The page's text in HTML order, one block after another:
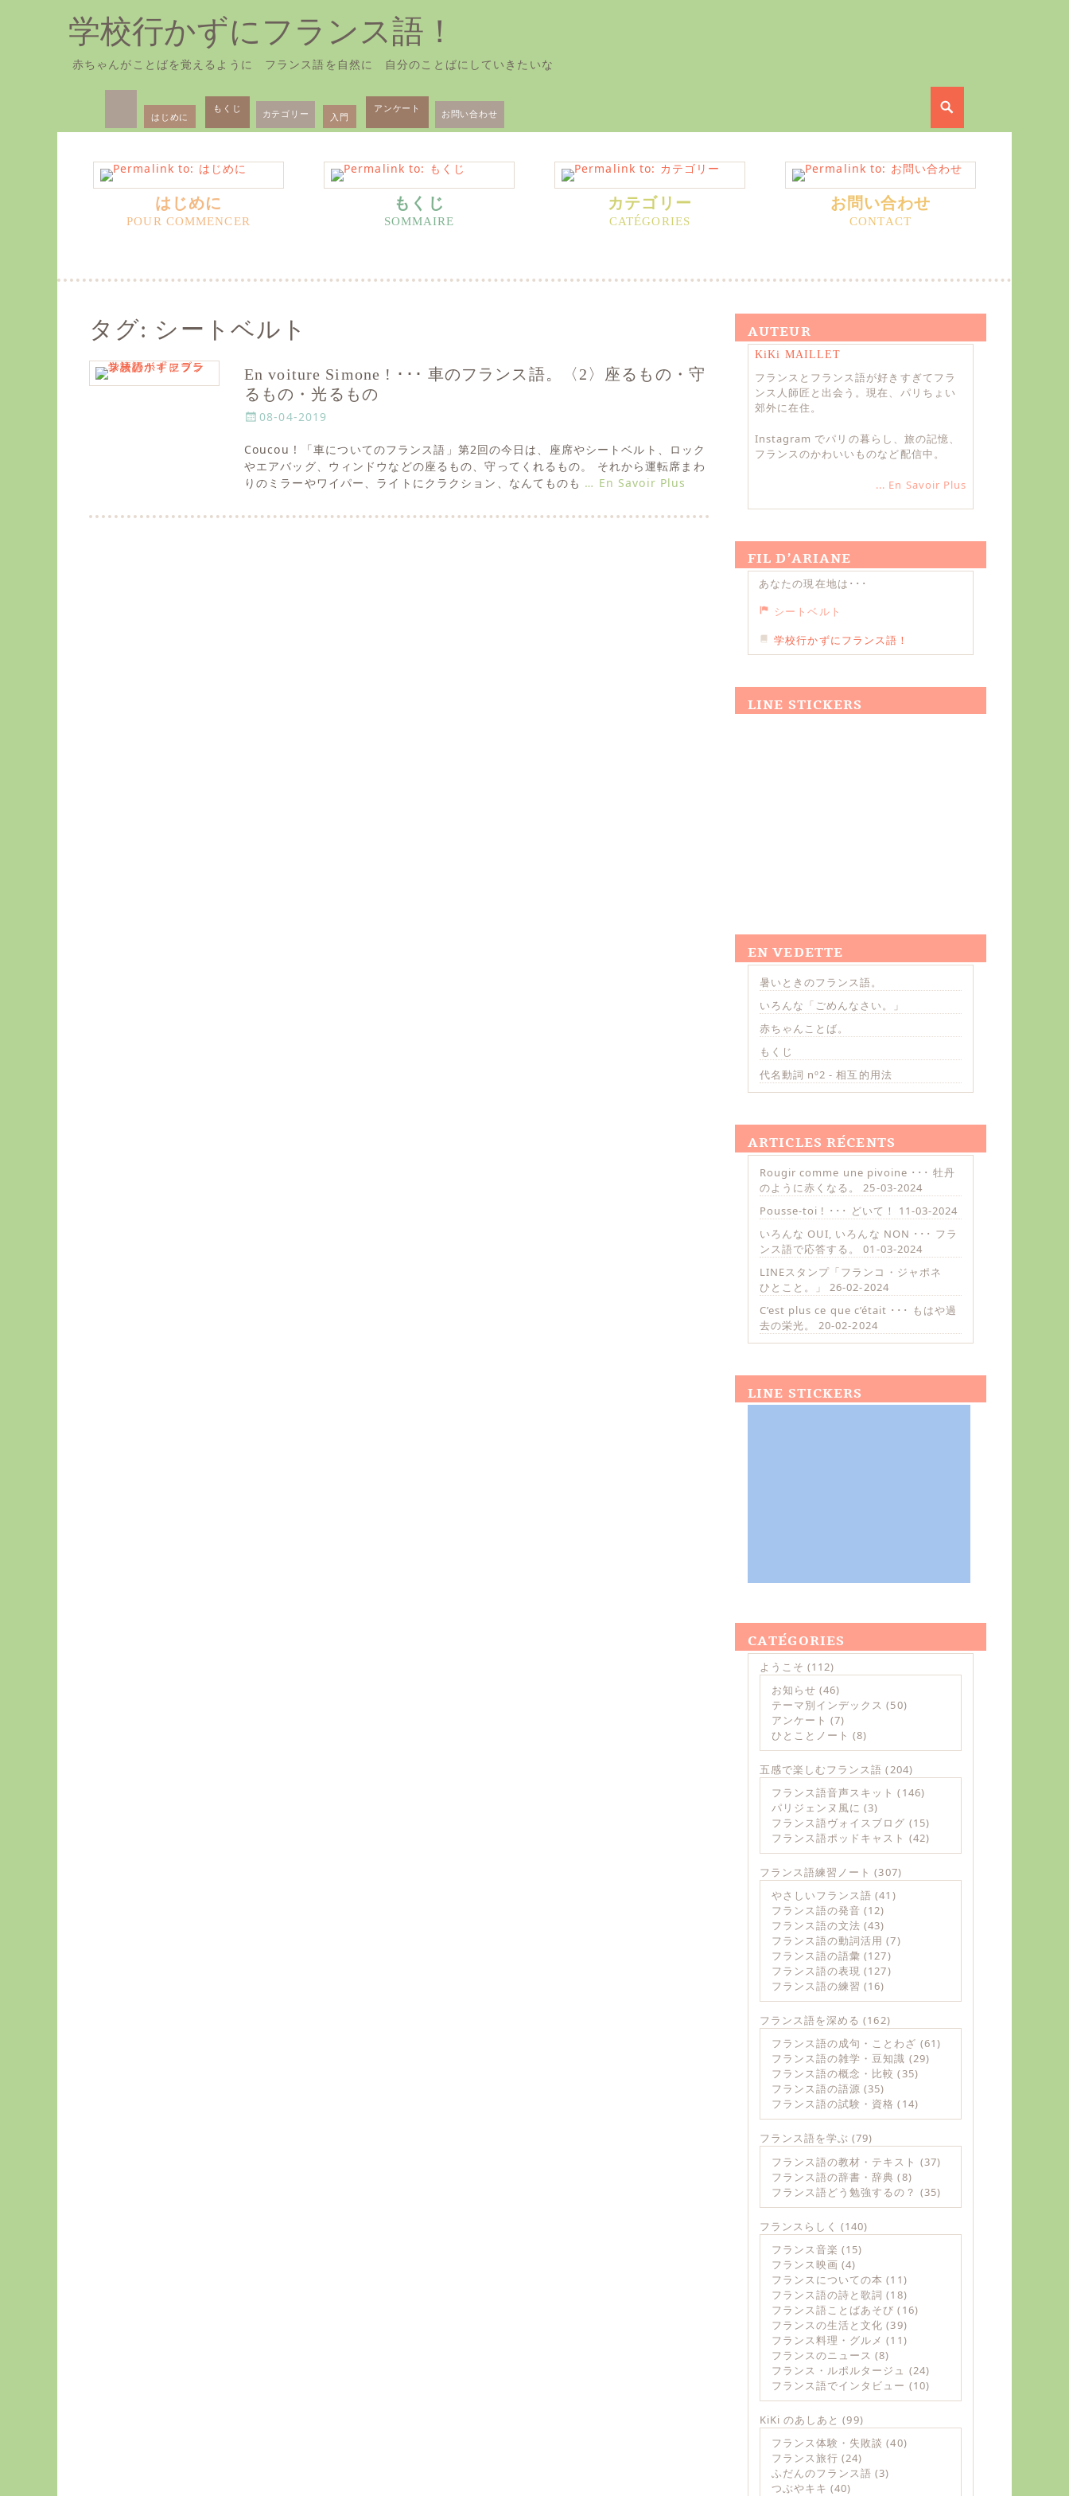
学校行かずにフランス語！
赤ちゃんがことばを覚えるように フランス語を自然に 自分のことばにしていきたいな
Primary
Menu
Skip
content
はじめに
もくじ カテゴリー 入門
アンケート お問い合わせ
はじめに もくじ カテゴリー お問い合わせ
タグ: シートベルト
En voiture Simone ! ･･･ 車のフランス語。〈2〉座るもの・守
るもの・光るもの
P
s
t
e
o
08-04-2019
Coucou ! 「車についてのフランス語」第2回の今日は、座席やシートベルト、ロック
やエアバッグ、ウィンドウなどの座るもの、守ってくれるもの。 それから運転席まわ
りのミラーやワイパー、ライトにクラクション、なんてものも … En Savoir Plus
AUTEUR
KiKi MAILLET
フランスとフランス語が好きすぎてフラ
ンス人師匠と出会う。現在、パリちょい
郊外に在住。
Instagram でパリの暮らし、旅の記憶、
フランスのかわいいものなど配信中。
... En Savoir Plus
FIL D’ARIANE
あなたの現在地は･･･
シートベルト
学校行かずにフランス語！
LINE STICKERS
EN VEDETTE
暑いときのフランス語。
いろんな「ごめんなさい。」
赤ちゃんことば。
もくじ
代名動詞 nº2 - 相互的用法
ARTICLES RÉCENTS
Rougir comme une pivoine ･･･ 牡丹
のように赤くなる。
25-03-2024
Pousse-toi ! ･･･ どいて！
11-03-2024
いろんな OUI, いろんな NON ･･･ フラ
ンス語で応答する。
01-03-2024
LINEスタンプ「フランコ・ジャポネ
ひとこと。」
26-02-2024
C’est plus ce que c’était ･･･ もはや過
去の栄光。
20-02-2024
LINE STICKERS
CATÉGORIES
ようこそ (112)
お知らせ (46)
テーマ別インデックス (50)
アンケート (7)
ひとことノート (8)
五感で楽しむフランス語 (204)
フランス語音声スキット (146)
パリジェンヌ風に (3)
フランス語ヴォイスブログ (15)
フランス語ポッドキャスト (42)
フランス語練習ノート (307)
やさしいフランス語 (41)
フランス語の発音 (12)
フランス語の文法 (43)
フランス語の動詞活用 (7)
フランス語の語彙 (127)
フランス語の表現 (127)
フランス語の練習 (16)
フランス語を深める (162)
フランス語の成句・ことわざ (61)
フランス語の雑学・豆知識 (29)
フランス語の概念・比較 (35)
フランス語の語源 (35)
フランス語の試験・資格 (14)
フランス語を学ぶ (79)
フランス語の教材・テキスト (37)
フランス語の辞書・辞典 (8)
フランス語どう勉強するの？ (35)
フランスらしく (140)
フランス音楽 (15)
フランス映画 (4)
フランスについての本 (11)
フランス語の詩と歌詞 (18)
フランス語ことばあそび (16)
フランスの生活と文化 (39)
フランス料理・グルメ (11)
フランスのニュース (8)
フランス・ルポルタージュ (24)
フランス語でインタビュー (10)
KiKi のあしあと (99)
フランス体験・失敗談 (40)
フランス旅行 (24)
ふだんのフランス語 (3)
つぶやキキ (40)